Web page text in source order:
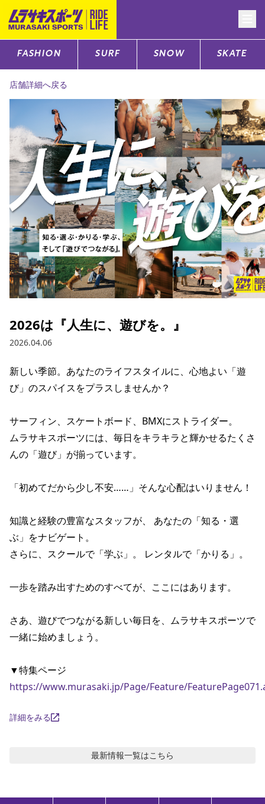
CATEGORY
サーフTOP
スノーTOP
スケートTOP
CONTENTS
ブランド一覧
特集一覧
SUPPORT
ご利用ガイド
会員ランク
アフターサポート
お問い合わせ
ニュース
ムラサキスポーツ 公式アプリ
ポイント・クーポンもこのアプリで！
FASHION SURF SNOW SKATE
店舗詳細へ戻る
2026は『人生に、遊びを。』
2026.04.06
新しい季節。あなたのライフスタイルに、心地よい「遊
び」のスパイスをプラスしませんか？
サーフィン、スケートボード、BMXにストライダー。
ムラサキスポーツには、毎日をキラキラと輝かせるたくさ
んの「遊び」が揃っています。
「初めてだから少し不安……」そんな心配はいりません！
知識と経験の豊富なスタッフが、 あなたの「知る・選
ぶ」をナビゲート。
さらに、スクールで「学ぶ」。 レンタルで「かりる」。
一歩を踏み出すためのすべてが、ここにはあります。
さあ、遊びでつながる新しい毎日を、ムラサキスポーツで
一緒に始めましょう。
https://www.murasaki.jp/Page/Feature/
詳細をみる
最新情報一覧はこちら